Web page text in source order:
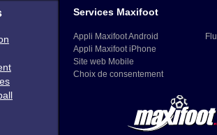
Services Maxifoot
Appli Maxifoot Android
Appli Maxifoot iPhone
Site web Mobile
Choix de consentement